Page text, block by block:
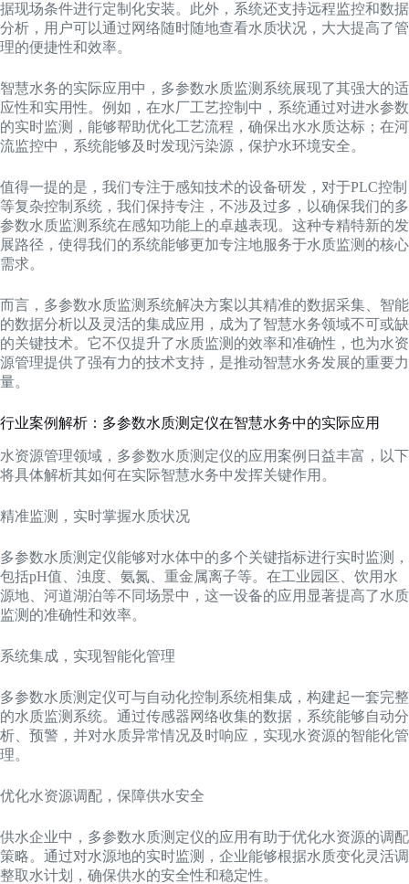
据现场条件进行定制化安装。此外，系统还支持远程监控和数据
分析，用户可以通过网络随时随地查看水质状况，大大提高了管
理的便捷性和效率。
智慧水务的实际应用中，多参数水质监测系统展现了其强大的适
应性和实用性。例如，在水厂工艺控制中，系统通过对进水参数
的实时监测，能够帮助优化工艺流程，确保出水水质达标；在河
流监控中，系统能够及时发现污染源，保护水环境安全。
值得一提的是，我们专注于感知技术的设备研发，对于PLC控制
等复杂控制系统，我们保持专注，不涉及过多，以确保我们的多
参数水质监测系统在感知功能上的卓越表现。这种专精特新的发
展路径，使得我们的系统能够更加专注地服务于水质监测的核心
需求。
而言，多参数水质监测系统解决方案以其精准的数据采集、智能
的数据分析以及灵活的集成应用，成为了智慧水务领域不可或缺
的关键技术。它不仅提升了水质监测的效率和准确性，也为水资
源管理提供了强有力的技术支持，是推动智慧水务发展的重要力
量。
行业案例解析：多参数水质测定仪在智慧水务中的实际应用
水资源管理领域，多参数水质测定仪的应用案例日益丰富，以下
将具体解析其如何在实际智慧水务中发挥关键作用。
精准监测，实时掌握水质状况
多参数水质测定仪能够对水体中的多个关键指标进行实时监测，
包括pH值、浊度、氨氮、重金属离子等。在工业园区、饮用水
源地、河道湖泊等不同场景中，这一设备的应用显著提高了水质
监测的准确性和效率。
系统集成，实现智能化管理
多参数水质测定仪可与自动化控制系统相集成，构建起一套完整
的水质监测系统。通过传感器网络收集的数据，系统能够自动分
析、预警，并对水质异常情况及时响应，实现水资源的智能化管
理。
优化水资源调配，保障供水安全
供水企业中，多参数水质测定仪的应用有助于优化水资源的调配
策略。通过对水源地的实时监测，企业能够根据水质变化灵活调
整取水计划，确保供水的安全性和稳定性。